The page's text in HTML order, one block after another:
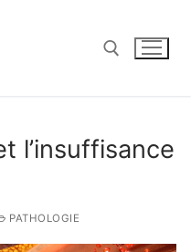
l’insuffisance
PATHOLOGIE